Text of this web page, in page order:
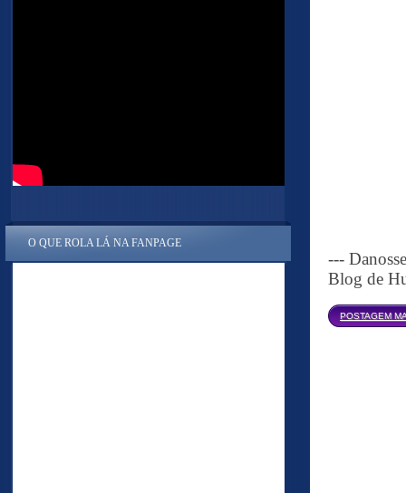
---
Blog de
POSTAGEM
O QUE ROLA LÁ NA FANPAGE